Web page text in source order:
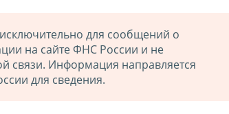
для сообщений о
на сайте ФНС России и не
связи. Информация направляется
для сведения.